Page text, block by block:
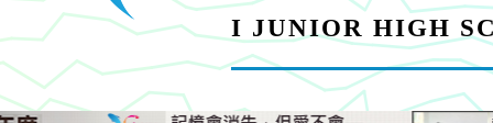
I JUNIOR HIGH